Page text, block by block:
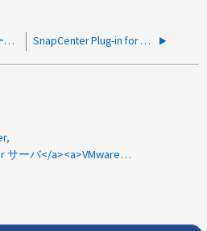
SCV - リソースグループを作成できない - 一部のエンティティで SnapCenter と互換性のないエラーが発生する SnapCenter Plug-in for VMwareはアップグレード後に無効になります
specialty:snapx<a>SnapCenter サーバ</a><a>VMware</a><a>1086607</a><a>SnapCenter プラグイン</a>